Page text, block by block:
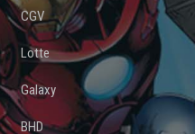
CGV
Lotte
Galaxy
BHD